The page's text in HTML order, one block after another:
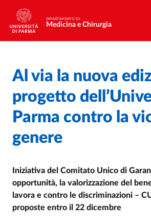
Salta al contenuto principale
Skip to footer
DIPARTIMENTO DI
Medicina e Chirurgia
Home /
Al via la nuova
progetto
Parma contro la
genere
Iniziativa del Comitato Unico di
opportunità, la valorizzazione del
lavora e contro le discriminazioni –
proposte entro il 22 dicembre